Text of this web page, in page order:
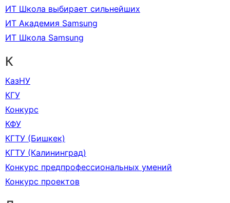
ИТ Школа выбирает сильнейших
ИТ Академия Samsung
ИТ Школа Samsung
К
КазНУ
КГУ
Конкурс
КФУ
КГТУ (Бишкек)
КГТУ (Калининград)
Конкурс предпрофессиональных умений
Конкурс проектов